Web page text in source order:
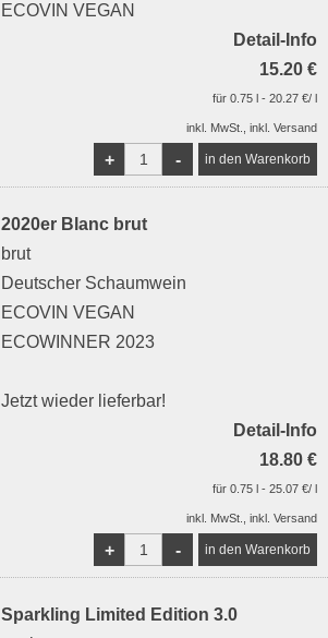
ECOVIN VEGAN
Detail-Info
15.20 €
für 0.75 l - 20.27 €/ l
inkl. MwSt., inkl. Versand
-
+
2020er Blanc brut
brut
Deutscher Schaumwein
ECOVIN VEGAN
ECOWINNER 2023
Jetzt wieder lieferbar!
Detail-Info
18.80 €
für 0.75 l - 25.07 €/ l
inkl. MwSt., inkl. Versand
-
+
Sparkling Limited Edition 3.0